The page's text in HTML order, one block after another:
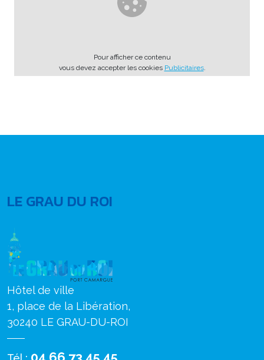
Pour afficher ce contenu
vous devez accepter les cookies Publicitaires.
LE GRAU DU ROI
Hôtel de ville
1, place de la Libération,
30240 LE GRAU-DU-ROI
04 66 73 45 45